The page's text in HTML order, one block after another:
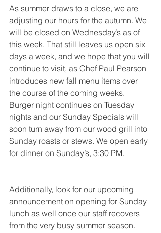
As summer draws to a close, we are
adjusting our hours for the autumn. We
will be closed on Wednesday’s as of
this week. That still leaves us open six
days a week, and we hope that you will
continue to visit, as Chef Paul Pearson
introduces new fall menu items over
the course of the coming weeks.
Burger night continues on Tuesday
nights and our Sunday Specials will
soon turn away from our wood grill into
Sunday roasts or stews. We open early
for dinner on Sunday’s, 3:30 PM.
Additionally, look for our upcoming
announcement on opening for Sunday
lunch as well once our staff recovers
from the very busy summer season.